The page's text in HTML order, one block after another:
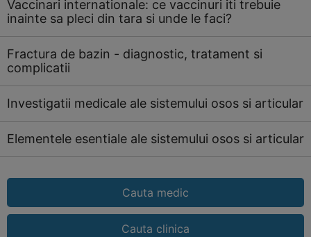
Vaccinari internationale: ce vaccinuri iti trebuie
inainte sa pleci din tara si unde le faci?
Fractura de bazin - diagnostic, tratament si
complicatii
Investigatii medicale ale sistemului osos si articular
Elementele esentiale ale sistemului osos si articular
Cauta medic
Cauta clinica